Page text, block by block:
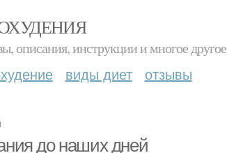
описания, инструкции и многое другое
виды диет отзывы
до наших дней